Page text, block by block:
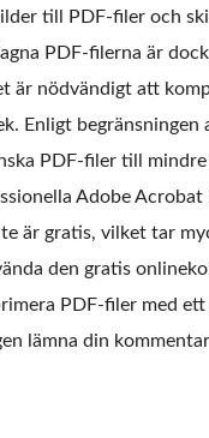
till PDF-filer och
PDF-filerna är
är nödvändigt att
Enligt begränsningen
PDF-filer till
Adobe
är gratis, vilket tar
den gratis
PDF-filer med
lämna din